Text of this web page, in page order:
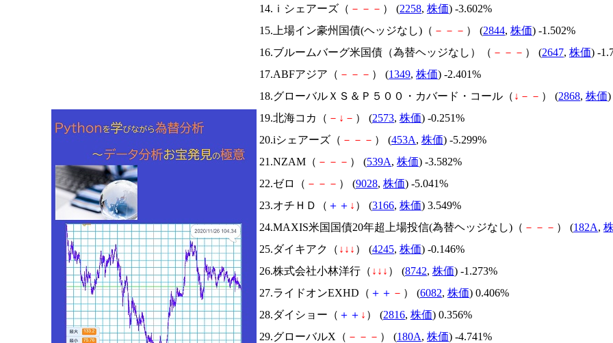
14.ｉシェアーズ（ － － － ） (2258, 株価) -3.602%
15.上場イン豪州国債(ヘッジなし)（ － － － ） (2844, 株価) -1.502%
16.ブルームバーグ米国債（為替ヘッジなし）（ － － － ） (2647, 株価) -
17.ABFアジア（ － － － ） (1349, 株価) -2.401%
18.グローバルＸＳ＆Ｐ５００・カバード・コール（ ↓ － － ） (2868, 株価)
19.北海コカ（ － ↓ － ） (2573, 株価) -0.251%
20.iシェアーズ（ － － － ） (453A, 株価) -5.299%
21.NZAM（ － － － ） (539A, 株価) -3.582%
22.ゼロ（ － － － ） (9028, 株価) -5.041%
23.オチＨＤ（ ＋ ＋ ↓ ） (3166, 株価) 3.549%
24.MAXIS米国国債20年超上場投信(為替ヘッジなし)（ － － － ） (182A,
25.ダイキアク（ ↓ ↓ ↓ ） (4245, 株価) -0.146%
26.株式会社小林洋行（ ↓ ↓ ↓ ） (8742, 株価) -1.273%
27.ライドオンEXHD（ ＋ ＋ － ） (6082, 株価) 0.406%
28.ダイショー（ ＋ ＋ ↓ ） (2816, 株価) 0.356%
29.グローバルX（ － － － ） (180A, 株価) -4.741%